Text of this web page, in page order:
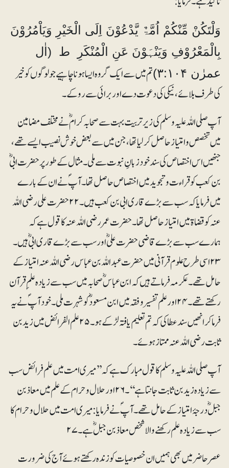
وَلْتَكُنْ مِّنْكُمْ اُمَّۃٌ يَّدْعُوْنَ اِلَى الْخَيْرِ وَيَاْمُرُوْنَ
بِالْمَعْرُوْفِ وَيَنْہَوْنَ عَنِ الْمُنْكَرِ ط (اٰل
عمرٰن ۳:۱۰۴)
تم میں سے ایک گروہ ایسا ہونا چاہیے جو لوگوں کو خیر
کی طرف بلائے، نیکی کی دعوت دے اور برائی سے روکے۔
آپ صلی اللہ علیہ وسلم کی زیر تربیت بہت سے صحابہ کرامؓ نے مختلف مضامین
میں تخصص وامتیاز حاصل کر لیا تھا، جن میں سے بعض خوش نصیب ایسے تھے،
جنھیں اس اختصاص کی سند خود زبانِ نبوت سے ملی۔ مثال کے طور پر حضرت ابیؓ
بن کعب کو قراء ت وتجوید میں اختصاص حاصل تھا۔ آپؐ نے ان کے بارے
میں فرمایا کہ سب سے بڑے قاری ابی بن کعب ہیں۔۲۲ حضرت علی رضی اللہ
عنہ کو قضاۃ میں امتیاز حاصل تھا۔ حضرت عمر رضی اللہ عنہ کا قول ہے کہ
ہمارے سب سے بڑے قاضی حضرت علیؓ اور سب سے بڑے قاری ابیؓ ہیں۔
۲۳ اسی طرح علوم قرآنی میں حضرت عبد اللہ بن عباس رضی اللہ عنہ امتیاز کے
حامل تھے۔ عکرمہ فرماتے ہیں کہ ابن عباسؓ صحابہ میں سب سے زیادہ علمِ قرآن
رکھتے تھے۔۲۴ اور علم تفسیر و فقہ میں ابن مسعودؓ کو شہرت ملی۔ خود آپؐ نے یہ
فرما کر انھیں سند عطا کی کہ تم تعلیم یافتہ لڑکے ہو۔۲۵ علم الفرائض میں زید بن
ثابت رضی اللہ عنہ ممتاز ہوئے۔
آپ صلی اللہ علیہ وسلم کا قول مبارک ہے کہ ’’میری امت میں علم فرائض سب
سے زیادہ زید بن ثابت جانتا ہے‘‘۔۲۶ اور حلال وحرام کے علم میں معاذ بن
جبلؓ درجۂ امتیاز کے حامل تھے۔ آپؐ نے فرمایا: میری امت میں حلال وحرام کا
سب سے زیادہ علم رکھنے والا شخص معاذ بن جبلؓ ہے۔۲۷
عصر حاضر میں بھی ہمیں ان خصوصیات کو زندہ رکھتے ہوئے آج کی ضرورت